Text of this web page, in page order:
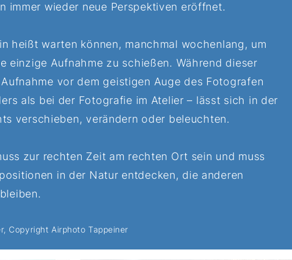
immer wieder neue Perspektiven eröffnet.
heißt warten können, manchmal wochenlang, um
einzige Aufnahme zu schießen. Während dieser
vor dem geistigen Auge des Fotografen
als bei der Fotografie im Atelier – lässt sich in der
verschieben, verändern oder beleuchten.
zur rechten Zeit am rechten Ort sein und muss
in der Natur entdecken, die anderen
Copyright Airphoto Tappeiner